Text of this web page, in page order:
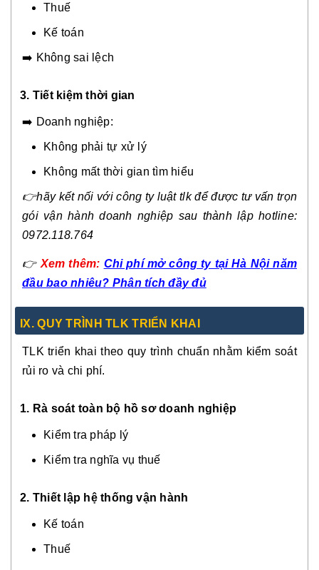
Thuế
Kế toán
➡️ Không sai lệch
3. Tiết kiệm thời gian
➡️ Doanh nghiệp:
Không phải tự xử lý
Không mất thời gian tìm hiểu
👉hãy kết nối với công ty luật tlk để được tư vấn trọn
gói vận hành doanh nghiệp sau thành lập hotline:
0972.118.764
👉 Xem thêm: Chi phí mở công ty tại Hà Nội năm
đầu bao nhiêu? Phân tích đầy đủ
IX. QUY TRÌNH TLK TRIỂN KHAI
TLK triển khai theo quy trình chuẩn nhằm kiểm soát
rủi ro và chi phí.
1. Rà soát toàn bộ hồ sơ doanh nghiệp
Kiểm tra pháp lý
Kiểm tra nghĩa vụ thuế
2. Thiết lập hệ thống vận hành
Kế toán
Thuế